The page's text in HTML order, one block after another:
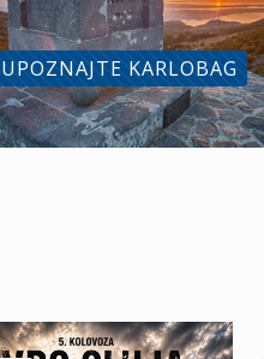
UPOZNAJTE KARLOBAG